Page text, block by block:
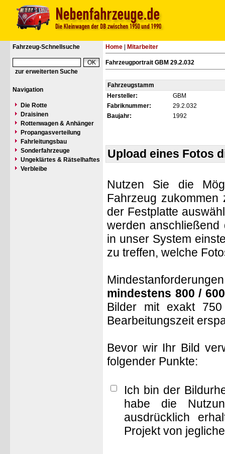
Fahrzeug-Schnellsuche
zur erweiterten Suche
Navigation
Die Rotte
Draisinen
Rottenwagen & Anhänger
Propangasverteilung
Fahrleitungsbau
Sonderfahrzeuge
Ungeklärtes & Rätselhaftes
Verbleibe
Home Mitarbeiter
Fahrzeugportrait GBM 29.2.032
Fahrzeugstamm
Hersteller:
GBM
Fabriknummer:
29.2.032
Baujahr:
1992
Upload eines Fotos
Nutzen Sie die
Fahrzeug
der Festplatte
werden anschließend
in unser System
zu treffen, welche
mindestens 800 /
Bilder mit exakt
Bearbeitungszeit
Bevor wir Ihr Bild
folgender Punkte:
Ich bin der
habe die
ausdrücklich
Projekt von